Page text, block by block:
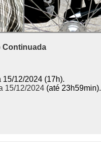
Continuada
15/12/2024 (17h).
15/12/2024 (até 23h59min).